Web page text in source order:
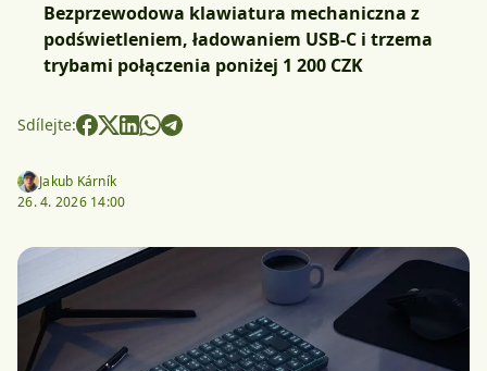
Bezprzewodowa klawiatura mechaniczna z
podświetleniem, ładowaniem USB-C i trzema
trybami połączenia poniżej 1 200 CZK
Sdílejte:
Jakub Kárník
26. 4. 2026 14:00